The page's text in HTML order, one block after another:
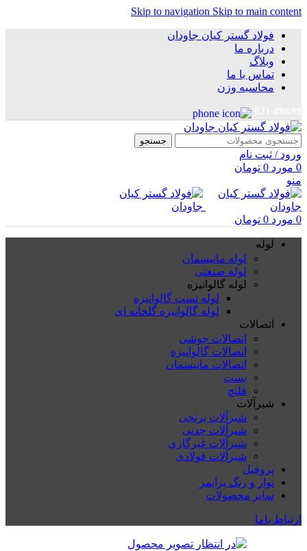
Skip to navigation Skip to main content
فولاد گستر کیان جاودان
درباره ما
وبلاگ
تماس با ما
محاسبه وزن
جستجو
ورود / ثبت نام
0 مورد 0 تومان
منو
0 مورد 0 تومان
لوله
لوله مانیسمان
لوله صنعتی
لوله گالوانیزه
لوله تست گالوانیزه
لوله گالوانیزه گلخانه ای
اتصالات
اتصالات جوشی
اتصالات گالوانیزه
اتصالات مانیسمان
بست
فلنچ
شیرآلات
شیرآلات برنجی
شیرآلات چدنی
شیرآلات غیرگازی
شیرآلات فولادی
پروفیل
نوار و رنگ پرایمر
سایر محصولات
ارتباط باما